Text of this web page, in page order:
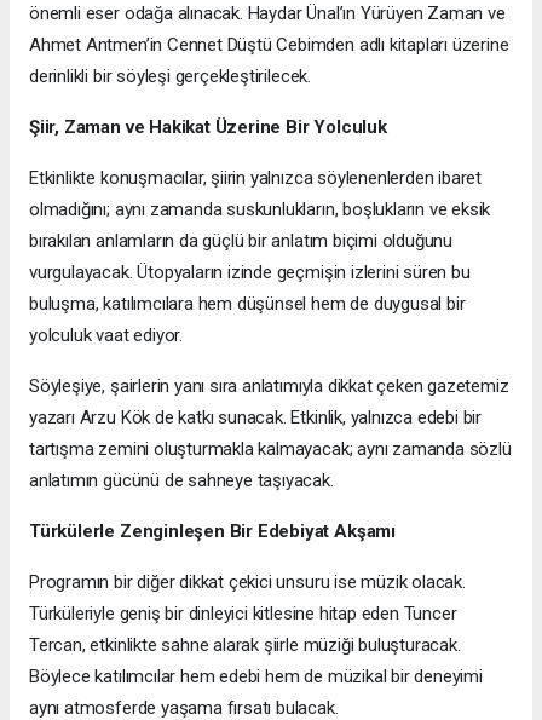
önemli eser odağa alınacak. Haydar Ünal’ın Yürüyen Zaman ve
Ahmet Antmen’in Cennet Düştü Cebimden adlı kitapları üzerine
derinlikli bir söyleşi gerçekleştirilecek.
Şiir, Zaman ve Hakikat Üzerine Bir Yolculuk
Etkinlikte konuşmacılar, şiirin yalnızca söylenenlerden ibaret
olmadığını; aynı zamanda suskunlukların, boşlukların ve eksik
bırakılan anlamların da güçlü bir anlatım biçimi olduğunu
vurgulayacak. Ütopyaların izinde geçmişin izlerini süren bu
buluşma, katılımcılara hem düşünsel hem de duygusal bir
yolculuk vaat ediyor.
Söyleşiye, şairlerin yanı sıra anlatımıyla dikkat çeken gazetemiz
yazarı Arzu Kök de katkı sunacak. Etkinlik, yalnızca edebi bir
tartışma zemini oluşturmakla kalmayacak; aynı zamanda sözlü
anlatımın gücünü de sahneye taşıyacak.
Türkülerle Zenginleşen Bir Edebiyat Akşamı
Programın bir diğer dikkat çekici unsuru ise müzik olacak.
Türküleriyle geniş bir dinleyici kitlesine hitap eden Tuncer
Tercan, etkinlikte sahne alarak şiirle müziği buluşturacak.
Böylece katılımcılar hem edebi hem de müzikal bir deneyimi
aynı atmosferde yaşama fırsatı bulacak.